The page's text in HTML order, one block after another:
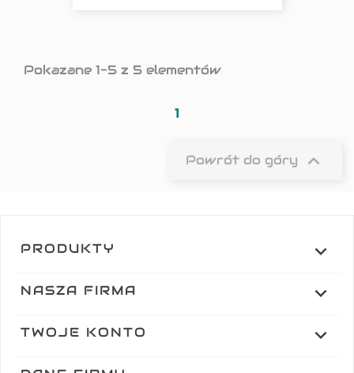
Pokazane 1-5 z 5 elementów
1
Powrót do góry 
PRODUKTY 
NASZA FIRMA 
TWOJE KONTO 